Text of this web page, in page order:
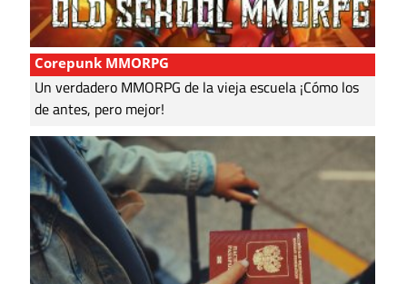
Corepunk MMORPG
Un verdadero MMORPG de la vieja escuela ¡Cómo los
de antes, pero mejor!